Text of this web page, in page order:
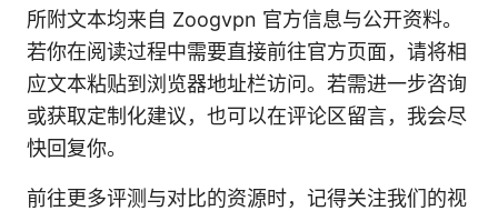
所附文本均来自 Zoogvpn 官方信息与公开资料。
若你在阅读过程中需要直接前往官方页面，请将相
应文本粘贴到浏览器地址栏访问。若需进一步咨询
或获取定制化建议，也可以在评论区留言，我会尽
快回复你。
前往更多评测与对比的资源时，记得关注我们的视